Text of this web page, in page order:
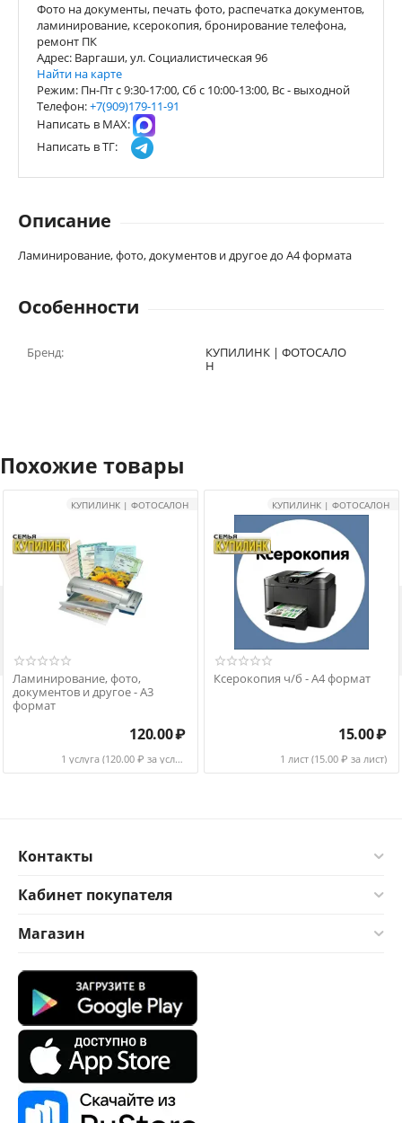
Фото на документы, печать фото, распечатка документов,
ламинирование, ксерокопия, бронирование телефона,
ремонт ПК
Адрес: Варгаши, ул. Социалистическая 96
Найти на карте
Режим: Пн-Пт с 9:30-17:00, Сб с 10:00-13:00, Вс - выходной
Телефон:+7(909)179-11-91
Написать в МАХ:
Написать в ТГ:
Описание
Ламинирование, фото, документов и другое до А4 формата
Особенности
Бренд:
КУПИЛИНК | ФОТОСАЛО
Н
Похожие товары
КУПИЛИНК | ФОТОСАЛОН
Ламинирование, фото,
документов и другое - А3
формат
120.00₽
1 услуга (120.00 ₽ за услуга)
КУПИЛИНК | ФОТОСАЛОН
Ксерокопия ч/б - А4 формат
15.00₽
1 лист (15.00 ₽ за лист)
Контакты
Кабинет покупателя
Магазин